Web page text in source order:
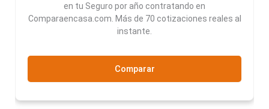
en tu Seguro por año contratando en
Comparaencasa.com. Más de 70 cotizaciones reales al
instante.
Comparar